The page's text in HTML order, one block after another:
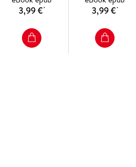
3,99 €* 3,99 €*